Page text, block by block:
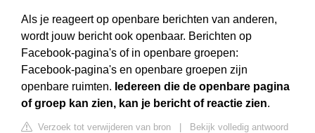
Als je reageert op openbare berichten van anderen,
wordt jouw bericht ook openbaar. Berichten op
Facebook-pagina's of in openbare groepen:
Facebook-pagina's en openbare groepen zijn
openbare ruimten. Iedereen die de openbare pagina
of groep kan zien, kan je bericht of reactie zien.
Verzoek tot verwijderen van bron
Bekijk volledig antwoord